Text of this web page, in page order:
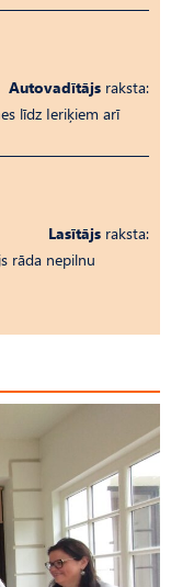
Autovadītājs raksta:
līdz Ieriķiem arī
Lasītājs raksta:
rāda nepilnu